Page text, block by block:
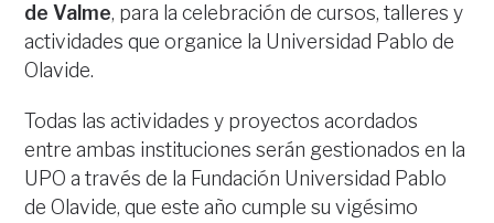
de Valme, para la celebración de cursos, talleres y
actividades que organice la Universidad Pablo de
Olavide.
Todas las actividades y proyectos acordados
entre ambas instituciones serán gestionados en la
UPO a través de la Fundación Universidad Pablo
de Olavide, que este año cumple su vigésimo